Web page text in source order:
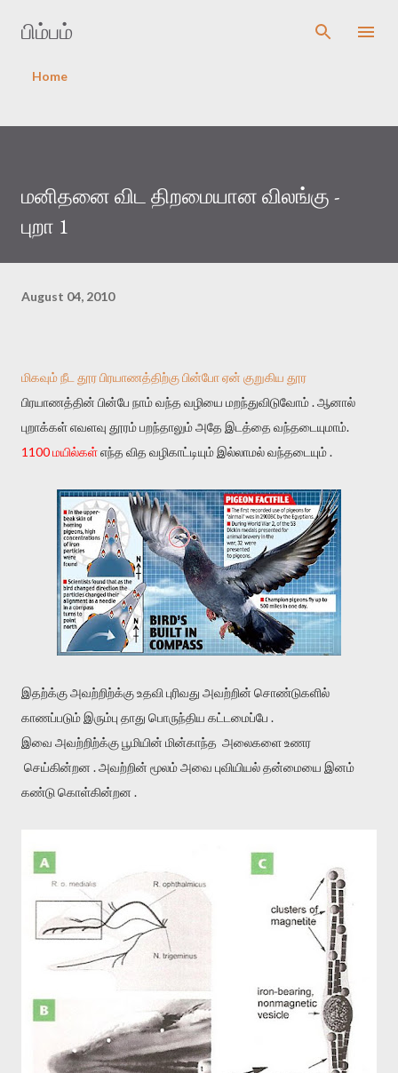
பிம்பம்
Home
மனிதனை விட திறமையான விலங்கு -
புறா 1
August 04, 2010
மிகவும் நீட தூர பிரயாணத்திற்கு பின்போ ஏன் குறுகிய தூர
பிரயாணத்தின் பின்பே நாம் வந்த வழியை மறந்துவிடுவோம் . ஆனால்
புறாக்கள் எவளவு தூரம் பறந்தாலும் அதே இடத்தை வந்தடையுமாம்.
1100 மயில்கள்எந்த வித வழிகாட்டியும் இல்லாமல் வந்தடையும் .
இதற்க்கு அவற்றிற்க்கு உதவி புரிவது அவற்றின் சொண்டுகளில்
காணப்படும் இரும்பு தாது பொருந்திய கட்டமைப்பே .
இவை அவற்றிற்க்கு பூமியின் மின்காந்த அலைகளை உணர
செய்கின்றன . அவற்றின் மூலம் அவை புவியியல் தன்மையை இனம்
கண்டு கொள்கின்றன .